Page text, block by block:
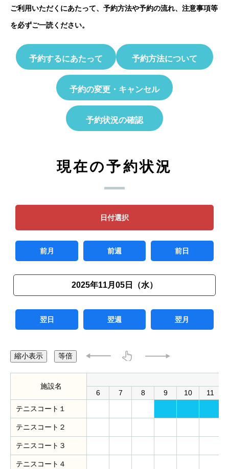
ご利用いただくにあたって、予約方法や予約の流れ、注意事項等
を必ずご一読ください。
予約するにあたって 予約方法について
予約の変更・キャンセル
予約状況の確認
現在の予約状況
日付選択
前月 前週 前日
2025年11月05日（水）
翌日 翌週 翌月
縮小表示 等倍
施設名
6
7 8 9 10 11
テニスコート１
テニスコート２
テニスコート３
テニスコート４